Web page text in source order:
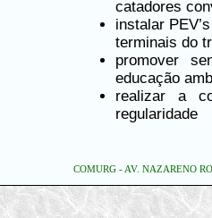
catadores
instalar
terminais do
promover
educação
realizar a
regularidade
COMURG - AV. NAZARENO